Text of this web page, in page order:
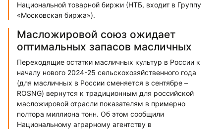
Национальной товарной биржи (НТБ, входит в Группу
«Московская биржа»).
Масложировой союз ожидает
оптимальных запасов масличных
Переходящие остатки масличных культур в России к
началу нового 2024-25 сельскохозяйственного года
(для масличных в России сменяется в сентябре –
ROSNG) вернутся к традиционным для российской
масложировой отрасли показателям в примерно
полтора миллиона тонн. Об этом сообщили
Национальному аграрному агентству в